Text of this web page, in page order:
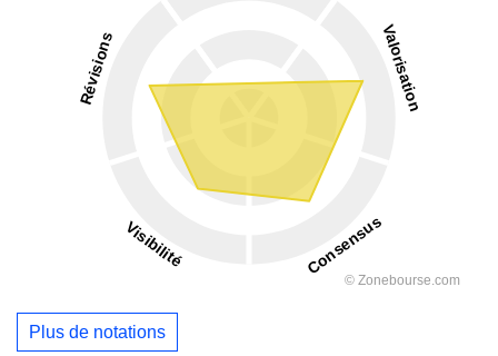
Plus de notations